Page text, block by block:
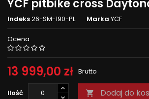
YCF pitbike cross
Indeks26-SM-190-PL Marka YCF
Ocena
13 999,00 zł Brutto
Ilość  Dodaj do